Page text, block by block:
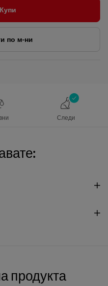
Купи
по м-ни
Следи
продукта